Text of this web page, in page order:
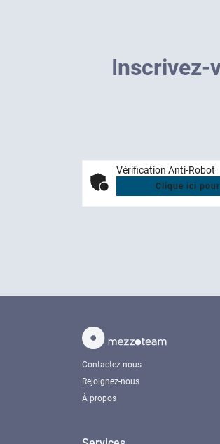
Inscrivez-
Vérification Anti-Robot
Clique ici
Contactez nous
Rejoignez-nous
À propos
Services